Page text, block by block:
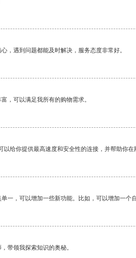
，遇到问题都能及时解决，服务态度非常好。
，可以满足我所有的购物需求。
以给你提供最高速度和安全性的连接，并帮助你在
一，可以增加一些新功能。比如，可以增加一个
带领我探索知识的奥秘。